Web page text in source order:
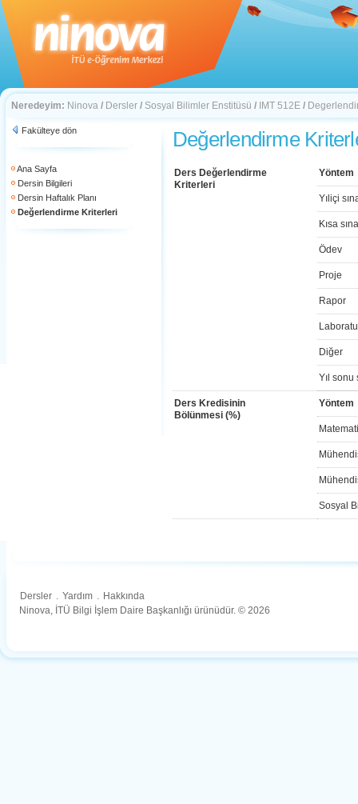
Neredeyim: Ninova / Dersler / Sosyal Bilimler Enstitüsü / IMT 512E /
Fakülteye dön
Ana Sayfa
Dersin Bilgileri
Dersin Haftalık Planı
Değerlendirme Kriterleri
Değerlendirme
Ders Değerlendirme
Kriterleri
Yöntem
Yıliçi
Kısa
Ödev
Proje
Rapor
Diğer
Yıl sonu
Ders Kredisinin
Bölünmesi (%)
Yöntem
Sosyal
Dersler . Yardım . Hakkında
Ninova, İTÜ Bilgi İşlem Daire Başkanlığı ürünüdür. © 2026